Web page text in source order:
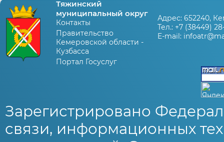
Тяжинский
муниципальный округ
Контакты
Правительство
Кемеровской области -
Кузбасса
Портал Госуслуг
Адрес: 652240,
Тел.: +7 (38449)
E-mail:
Зарегистрировано
связи, информационных